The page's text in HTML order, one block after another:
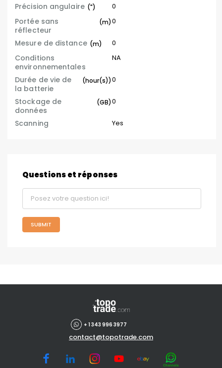
Précision angulaire (") 0
Portée sans
réflecteur
(m)0
Mesure de distance (m) 0
Conditions
environnementales
NA
Durée de vie de
la batterie
(hour(s))0
Stockage de
données
(GB)0
Scanning Yes
Questions et réponses
SUBMIT
+ 1 343 996 3977
contact@topotrade.com